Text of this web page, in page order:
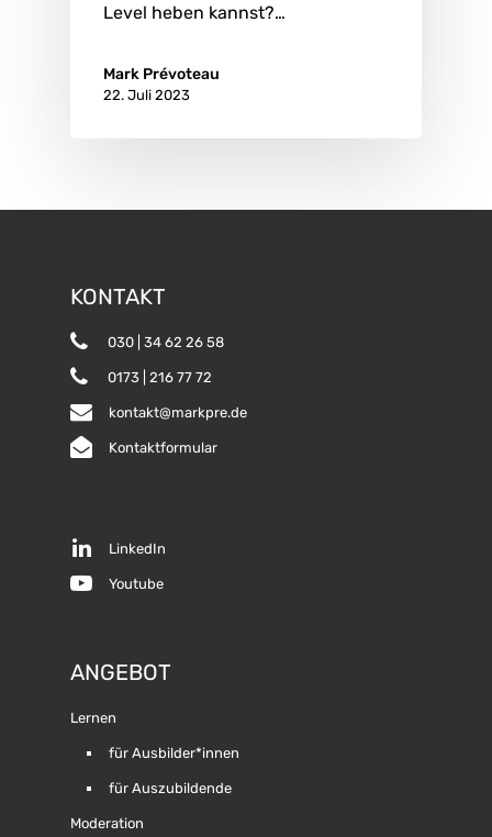
Level heben kannst?…
Mark Prévoteau
22. Juli 2023
KONTAKT
030 | 34 62 26 58
0173 | 216 77 72
kontakt@markpre.de
Kontaktformular
LinkedIn
Youtube
ANGEBOT
Lernen
für Ausbilder*innen
für Auszubildende
Moderation